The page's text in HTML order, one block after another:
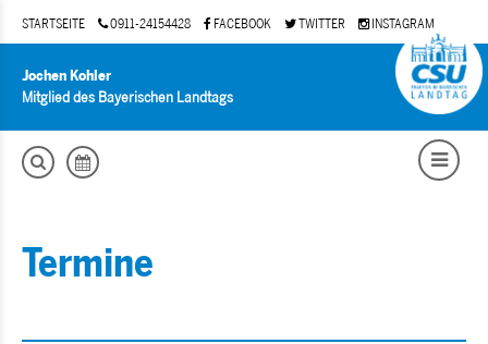
STARTSEITE 0911-24154428 FACEBOOK TWITTER INSTAGRAM
Jochen Kohler
Mitglied des Bayerischen Landtags
Termine